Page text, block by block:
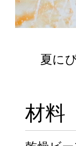
夏に
材料